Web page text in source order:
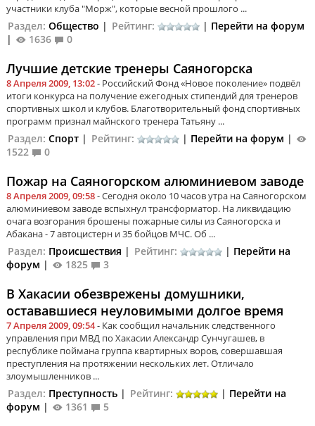
участники клуба "Морж", которые весной прошлого ...
Раздел: Общество | Рейтинг: | Перейти на форум
|
1636 0
Лучшие детские тренеры Саяногорска
8 Апреля 2009, 13:02- Российский Фонд «Новое поколение» подвёл
итоги конкурса на получение ежегодных стипендий для тренеров
спортивных школ и клубов. Благотворительный фонд спортивных
программ признал майнского тренера Татьяну ...
Раздел: Спорт | Рейтинг: | Перейти на форум |
1522
0
Пожар на Саяногорском алюминиевом заводе
8 Апреля 2009, 09:58- Сегодня около 10 часов утра на Саяногорском
алюминиевом заводе вспыхнул трансформатор. На ликвидацию
очага возгорания брошены пожарные силы из Саяногорска и
Абакана - 7 автоцистерн и 35 бойцов МЧС. Об ...
Раздел: Происшествия | Рейтинг: | Перейти на
форум | 1825 3
В Хакасии обезврежены домушники,
остававшиеся неуловимыми долгое время
7 Апреля 2009, 09:54- Как сообщил начальник следственного
управления при МВД по Хакасии Александр Сунчугашев, в
республике поймана группа квартирных воров, совершавшая
преступления на протяжении нескольких лет. Отличало
злоумышленников ...
Раздел: Преступность | Рейтинг: | Перейти на
форум | 1361 5